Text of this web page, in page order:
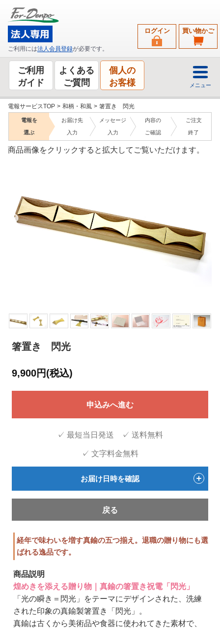
ご利用には法人会員登録が必要です。
買い物かご
ログイン
ご利用
ガイド
よくある
ご質問
個人の
お客様
メニュー
電報サービスTOP > 和柄・和風 > 箸置き 閃光
電報を
選ぶ
お届け先
入力
メッセージ
入力
内容の
ご確認
ご注文
終了
商品画像をクリックすると拡大してご覧いただけます。
箸置き 閃光
経年で味わいを増す真鍮の五つ揃え。退職の贈り物にも選
ばれる逸品です。
商品説明
煌めきを添える贈り物｜真鍮の箸置き祝電「閃光」
「光の瞬き＝閃光」をテーマにデザインされた、洗練
された印象の真鍮製箸置き「閃光」。
真鍮は古くから美術品や食器に使われてきた素材で、
9,900円(税込)
申込みへ進む
✓ 最短当日発送 ✓ 送料無料
✓ 文字料金無料
お届け日時を確認
戻る